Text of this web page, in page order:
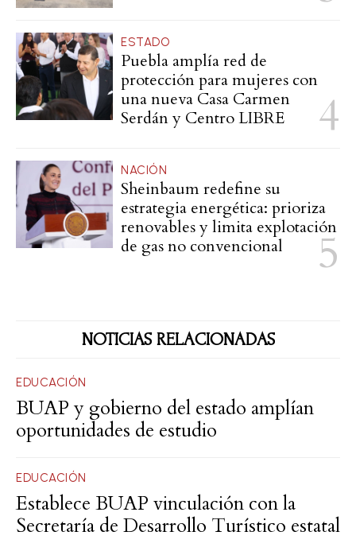
ESTADO
Puebla amplía red de
protección para mujeres con
una nueva Casa Carmen
Serdán y Centro LIBRE
NACIÓN
Sheinbaum redefine su
estrategia energética: prioriza
renovables y limita explotación
de gas no convencional
NOTICIAS RELACIONADAS
EDUCACIÓN
BUAP y gobierno del estado amplían
oportunidades de estudio
EDUCACIÓN
Establece BUAP vinculación con la
Secretaría de Desarrollo Turístico estatal